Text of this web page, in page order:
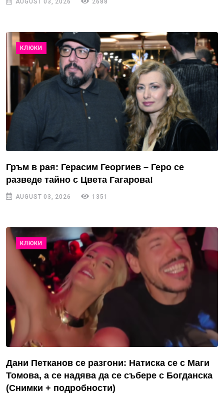
КЛЮКИ
Гръм в рая: Герасим Георгиев – Геро се
разведе тайно с Цвета Гагарова!
AUGUST 03, 2026 1351
КЛЮКИ
Дани Петканов се разгони: Натиска се с Маги
Томова, а се надява да се събере с Богданска
(Снимки + подробности)